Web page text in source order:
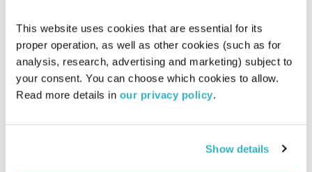
This website uses cookies that are essential for its
proper operation, as well as other cookies (such as for
analysis, research, advertising and marketing) subject to
your consent. You can choose which cookies to allow.
Read more details in our privacy policy.
Show details
סימני דרך
יאנו שדה
17.11.14
01:57:00